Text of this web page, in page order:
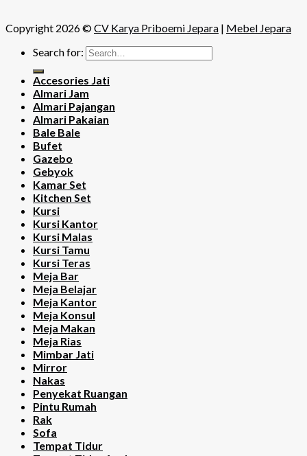
Copyright 2026 ©CV Karya Priboemi Jepara | Mebel Jepara
Search for:
Accesories Jati
Almari Jam
Almari Pajangan
Almari Pakaian
Bale Bale
Bufet
Gazebo
Gebyok
Kamar Set
Kitchen Set
Kursi
Kursi Kantor
Kursi Malas
Kursi Tamu
Kursi Teras
Meja Bar
Meja Belajar
Meja Kantor
Meja Konsul
Meja Makan
Meja Rias
Mimbar Jati
Mirror
Nakas
Penyekat Ruangan
Pintu Rumah
Rak
Sofa
Tempat Tidur